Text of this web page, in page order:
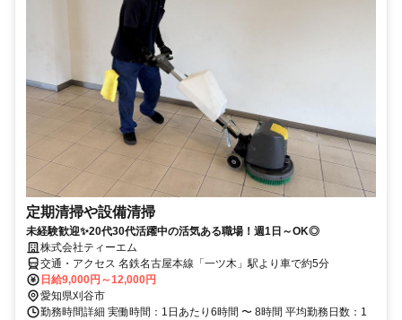
定期清掃や設備清掃
未経験歓迎✨20代30代活躍中の活気ある職場！週1日～OK◎
株式会社ティーエム
交通・アクセス 名鉄名古屋本線「一ツ木」駅より車で約5分
日給9,000円～12,000円
愛知県刈谷市
勤務時間詳細 実働時間：1日あたり6時間 〜 8時間 平均勤務日数：1